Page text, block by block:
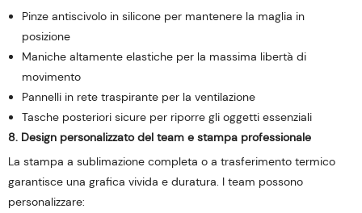
Pinze antiscivolo in silicone per mantenere la maglia in
posizione
Maniche altamente elastiche per la massima libertà di
movimento
Pannelli in rete traspirante per la ventilazione
Tasche posteriori sicure per riporre gli oggetti essenziali
8. Design personalizzato del team e stampa professionale
La stampa a sublimazione completa o a trasferimento termico
garantisce una grafica vivida e duratura. I team possono
personalizzare: